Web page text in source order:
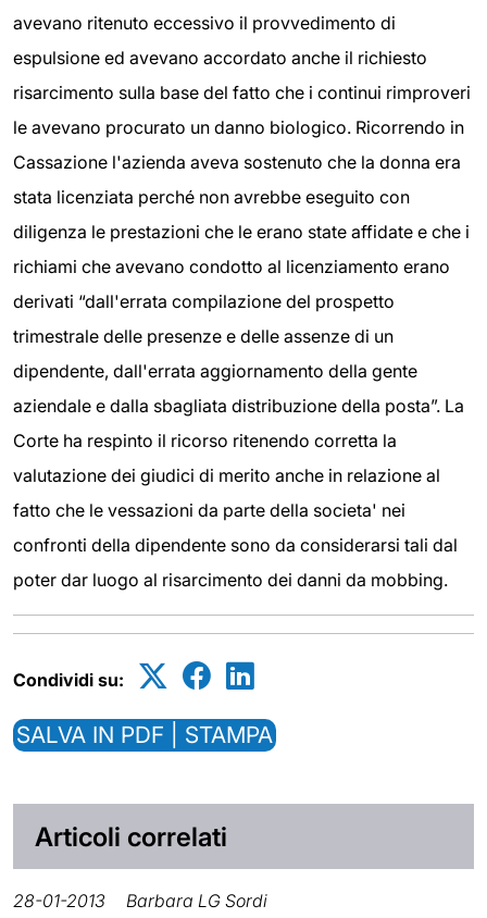
avevano ritenuto eccessivo il provvedimento di
espulsione ed avevano accordato anche il richiesto
risarcimento sulla base del fatto che i continui rimproveri
le avevano procurato un danno biologico. Ricorrendo in
Cassazione l'azienda aveva sostenuto che la donna era
stata licenziata perché non avrebbe eseguito con
diligenza le prestazioni che le erano state affidate e che i
richiami che avevano condotto al licenziamento erano
derivati “dall'errata compilazione del prospetto
trimestrale delle presenze e delle assenze di un
dipendente, dall'errata aggiornamento della gente
aziendale e dalla sbagliata distribuzione della posta”. La
Corte ha respinto il ricorso ritenendo corretta la
valutazione dei giudici di merito anche in relazione al
fatto che le vessazioni da parte della societa' nei
confronti della dipendente sono da considerarsi tali dal
poter dar luogo al risarcimento dei danni da mobbing.
Condividi su:
SALVA IN PDF | STAMPA
Articoli correlati
28-01-2013 Barbara LG Sordi